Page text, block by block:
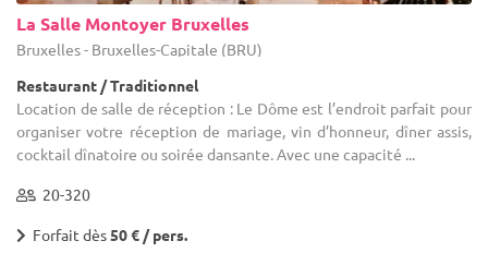
La Salle Montoyer Bruxelles
Bruxelles - Bruxelles-Capitale (BRU)
Restaurant / Traditionnel
Location de salle de réception : Le Dôme est l’endroit parfait pour
organiser votre réception de mariage, vin d’honneur, dîner assis,
cocktail dînatoire ou soirée dansante. Avec une capacité ...
20-320
Forfait dès50 € / pers.